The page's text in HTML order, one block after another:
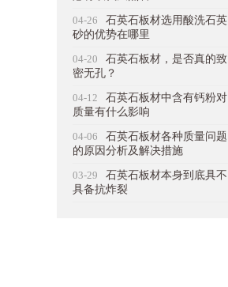
04-26
石英石板材选用酸洗石英
砂的优势在哪里
04-20
石英石板材，是否真的致
密无孔？
04-12
石英石板材中含有钙粉对
质量有什么影响
04-06
石英石板材各种质量问题
的原因分析及解决措施
03-29
石英石板材本身到底具不
具备抗炸裂